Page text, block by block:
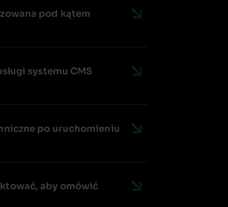
pod kątem
systemu CMS
po uruchomieniu
aby omówić